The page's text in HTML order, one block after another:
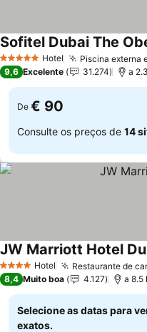
5 Estrelas Hotel Piscina externa
Sofitel Dubai The
9,6 Excelente 31.274 a
De € 90
Consulte os preços de 14
4 EstrelasHotel Restaurante de
JW Marriott Hotel
8,4 Muito boa 4.127 a 8.5
Selecione as datas para
exatos.